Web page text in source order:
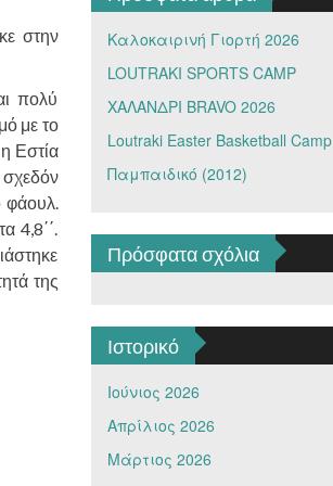
στην
πολύ
με το
Εστία
φάουλ.
4,8΄΄.
της
Καλοκαιρινή Γιορτή 2026
LOUTRAKI SPORTS CAMP
ΧΑΛΑΝΔΡΙ BRAVO 2026
Loutraki Easter Basketball Camp
Παμπαιδικό (2012)
Πρόσφατα σχόλια
Ιστορικό
Ιούνιος 2026
Απρίλιος 2026
Μάρτιος 2026